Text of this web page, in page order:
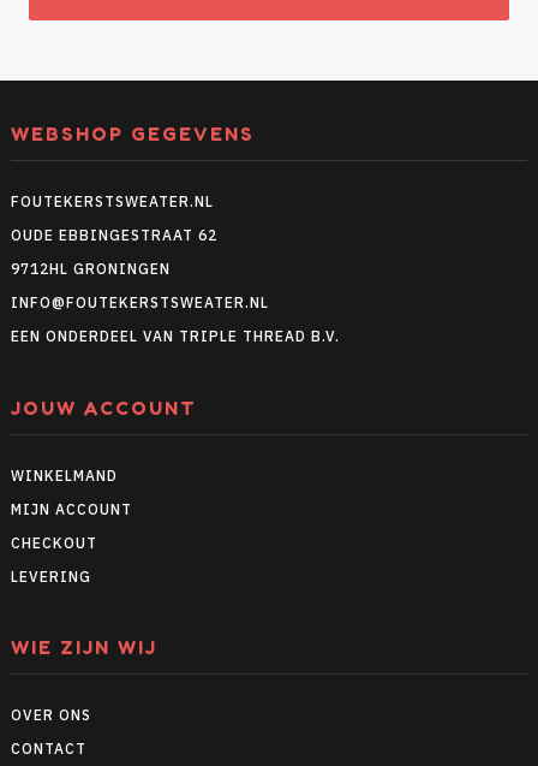
WEBSHOP GEGEVENS
FOUTEKERSTSWEATER.NL
OUDE EBBINGESTRAAT 62
9712HL GRONINGEN
INFO@FOUTEKERSTSWEATER.NL
EEN ONDERDEEL VAN TRIPLE THREAD B.V.
JOUW ACCOUNT
WINKELMAND
MIJN ACCOUNT
CHECKOUT
LEVERING
WIE ZIJN WIJ
OVER ONS
CONTACT